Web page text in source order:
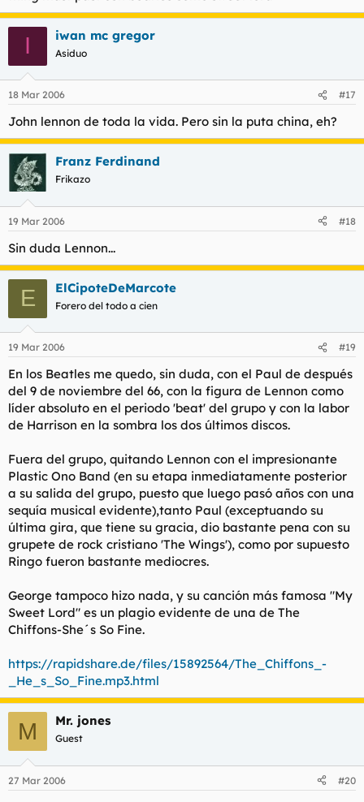
I iwan mc gregor
Asiduo
18 Mar 2006 #17
John lennon de toda la vida. Pero sin la puta china, eh?
Franz Ferdinand
Frikazo
19 Mar 2006 #18
Sin duda Lennon...
E ElCipoteDeMarcote
Forero del todo a cien
19 Mar 2006 #19
En los Beatles me quedo, sin duda, con el Paul de después
del 9 de noviembre del 66, con la figura de Lennon como
líder absoluto en el periodo 'beat' del grupo y con la labor
de Harrison en la sombra los dos últimos discos.
Fuera del grupo, quitando Lennon con el impresionante
Plastic Ono Band (en su etapa inmediatamente posterior
a su salida del grupo, puesto que luego pasó años con una
sequía musical evidente),tanto Paul (exceptuando su
última gira, que tiene su gracia, dio bastante pena con su
grupete de rock cristiano 'The Wings'), como por supuesto
Ringo fueron bastante mediocres.
George tampoco hizo nada, y su canción más famosa "My
Sweet Lord" es un plagio evidente de una de The
Chiffons-She´s So Fine.
https://rapidshare.de/files/15892564/The_Chiffons_-
_He_s_So_Fine.mp3.html
M Mr. jones
Guest
27 Mar 2006 #20